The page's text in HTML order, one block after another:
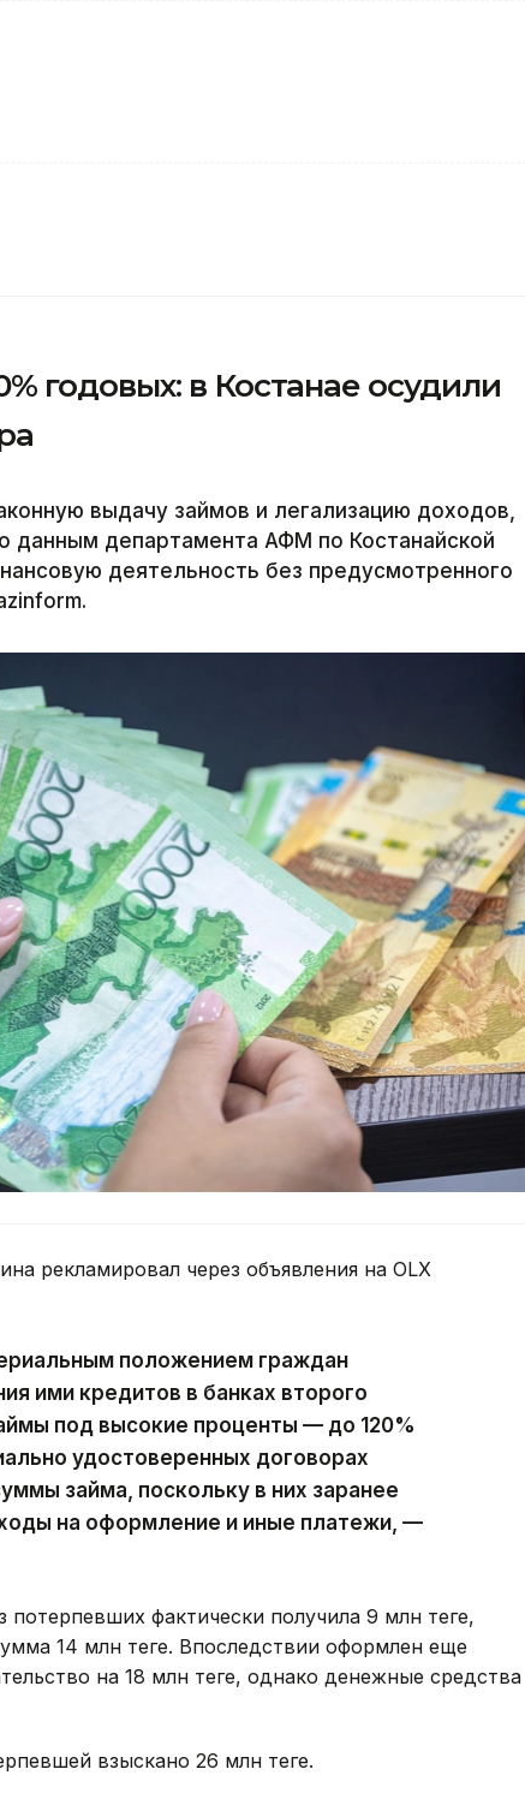
годовых: в Костанае осудили
выдачу займов и легализацию доходов,
данным департамента АФМ по Костанайской
деятельность без предусмотренного
рекламировал через объявления на OLX
положением граждан
ими кредитов в банках второго
под высокие проценты — до 120%
удостоверенных договорах
займа, поскольку в них заранее
на оформление и иные платежи, —
фактически получила 9 млн теңге,
14 млн теңге. Впоследствии оформлен еще
на 18 млн теңге, однако денежные средства
взыскано 26 млн теңге.